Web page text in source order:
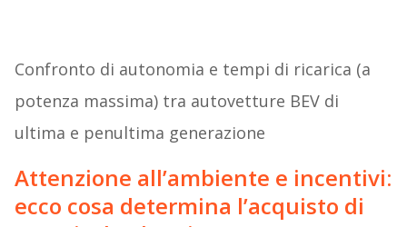
Confronto di autonomia e tempi di ricarica (a
potenza massima) tra autovetture BEV di
ultima e penultima generazione
Attenzione all’ambiente e incentivi:
ecco cosa determina l’acquisto di